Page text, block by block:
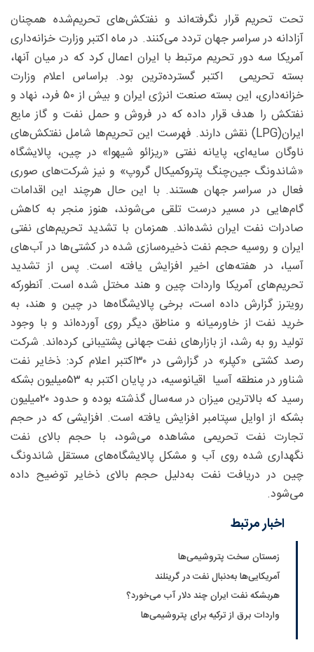
تحت تحریم قرار نگرفته‌اند و نفتکش‌های تحریم‌شده همچنان
آزادانه در سراسر جهان تردد می‌کنند. در ماه اکتبر وزارت خزانه‌داری
آمریکا سه دور تحریم مرتبط با ایران اعمال کرد که در میان آنها،
بسته تحریمی اکتبر گسترده‌ترین بود. براساس اعلام وزارت
خزانه‌داری، این بسته صنعت انرژی ایران و بیش از ۵۰ فرد، نهاد و
نفتکش را هدف قرار داده که در فروش و حمل نفت و گاز مایع
ایران(LPG) نقش دارند. فهرست این تحریم‌ها شامل نفتکش‌های
ناوگان سایه‌ای، پایانه نفتی «ریزائو شیهوا» در چین، پالایشگاه
«شاندونگ جین‌چنگ پتروکمیکال گروپ» و نیز شرکت‌های صوری
فعال در سراسر جهان هستند. با این حال هرچند این اقدامات
گام‌هایی در مسیر درست تلقی می‌شوند، هنوز منجر به کاهش
صادرات نفت ایران نشده‌اند. همزمان با تشدید تحریم‌های نفتی
ایران و روسیه حجم نفت ذخیره‌سازی شده در کشتی‌ها در آب‌های
آسیا، در هفته‌های اخیر افزایش یافته است. پس از تشدید
تحریم‌های آمریکا واردات چین و هند مختل شده است. آنطورکه
رویترز گزارش داده است، برخی پالایشگاه‌ها در چین و هند، به
خرید نفت از خاورمیانه و مناطق دیگر روی آورده‌اند و با وجود
تولید رو به رشد، از بازارهای نفت جهانی پشتیبانی کرده‌اند. شرکت
رصد کشتی «کپلر» در گزارشی در ۳۰اکتبر اعلام کرد: ذخایر نفت
شناور در منطقه آسیا اقیانوسیه، در پایان اکتبر به ۵۳‌میلیون بشکه
رسید که بالاترین میزان در سه‌سال گذشته بوده و حدود ۲۰‌میلیون
بشکه از اوایل سپتامبر افزایش یافته است. افزایشی که در حجم
تجارت نفت تحریمی مشاهده می‌شود، با حجم بالای نفت
نگهداری شده روی آب و مشکل پالایشگاه‌های مستقل شاندونگ
چین در دریافت نفت به‌دلیل حجم بالای ذخایر توضیح داده
می‌شود.
اخبار مرتبط
زمستان سخت پتروشیمی‌ها
آمریکایی‌ها به‌دنبال نفت در گرینلند
هربشکه نفت ایران چند دلار آب می‌خورد؟
واردات برق از ترکیه برای پتروشیمی‌ها